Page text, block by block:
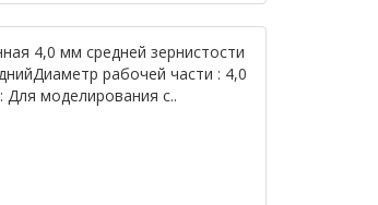
4,0 мм средней зернистости
рабочей части : 4,0
моделирования с..